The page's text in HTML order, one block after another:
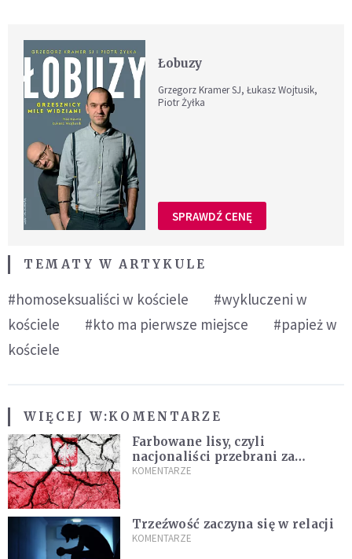
Łobuzy
Grzegorz Kramer SJ, Łukasz Wojtusik,
Piotr Żyłka
SPRAWDŹ CENĘ
TEMATY W ARTYKULE
#homoseksualiści w kościele
#wykluczeni w
kościele
#kto ma pierwsze miejsce
#papież w
kościele
WIĘCEJ W:KOMENTARZE
Farbowane lisy, czyli
nacjonaliści przebrani za
chrześcijan
KOMENTARZE
Trzeźwość zaczyna się w relacji
KOMENTARZE